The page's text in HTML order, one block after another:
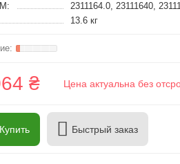
2311164.0, 23111640,
13.6 кг
₴ Цена актуальна без
Купить Быстрый заказ